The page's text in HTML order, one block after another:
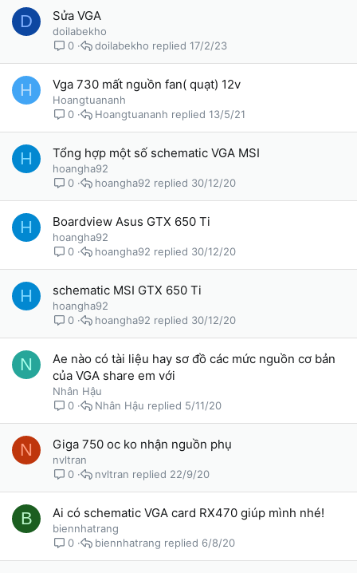
D Sửa VGA
doilabekho
0
17/2/23
doilabekho
H Vga 730 mất nguồn fan( quạt) 12v
Hoangtuananh
0
13/5/21
Hoangtuananh
H Tổng hợp một số schematic VGA MSI
hoangha92
0
30/12/20
hoangha92
H Boardview Asus GTX 650 Ti
hoangha92
0
30/12/20
hoangha92
H schematic MSI GTX 650 Ti
hoangha92
0
30/12/20
hoangha92
N
Ae nào có tài liệu hay sơ đồ các mức nguồn cơ bản
của VGA share em với
Nhân Hậu
0
5/11/20
Nhân Hậu
N Giga 750 oc ko nhận nguồn phụ
nvltran
0
22/9/20
nvltran
B Ai có schematic VGA card RX470 giúp mình nhé!
biennhatrang
0
6/8/20
biennhatrang